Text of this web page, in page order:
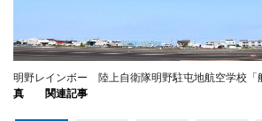
明野レインボー 陸上自衛隊明野駐屯地航空学校
真
関連記事